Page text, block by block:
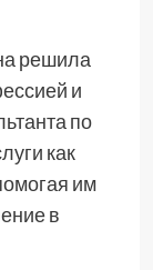
решила
и
по
как
им
в